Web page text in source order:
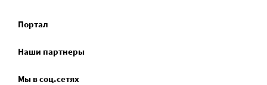
Портал
Наши партнеры
Мы в соц.сетях